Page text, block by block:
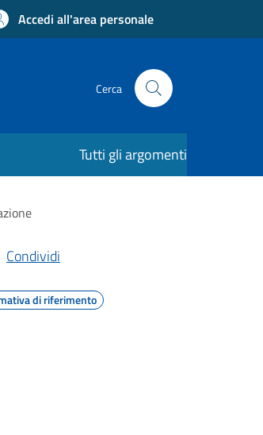
Accedi all'area personale
Cerca
Tutti gli argomenti
Condividi
di riferimento